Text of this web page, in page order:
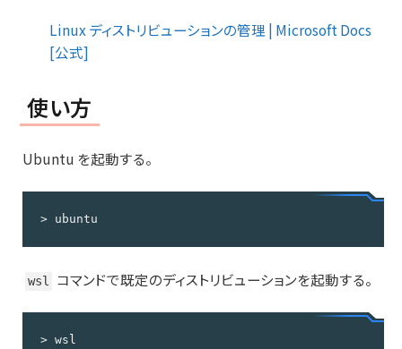
Linux ディストリビューションの管理 | Microsoft Docs
[公式]
使い方
Ubuntu を起動する。
> ubuntu
wsl コマンドで既定のディストリビューションを起動する。
> wsl